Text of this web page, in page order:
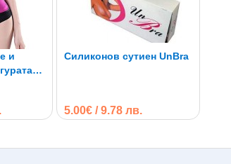
и
Силиконов сутиен UnBra
5.00€ / 9.78 лв.